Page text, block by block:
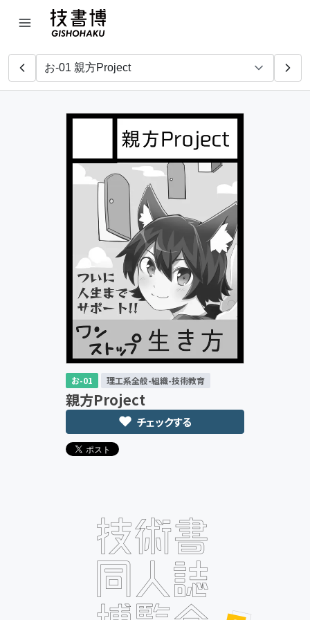
RichLab. & 第7開発sec. あ
お-01 理工系全般-組織-技術教育
親方Project
チェックする